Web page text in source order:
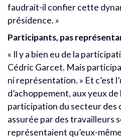
faudrait-il confier cette
présidence. »
Participants, pas
« Il y a bien eu de la
Cédric Garcet. Mais
ni représentation. » Et c’est
d’achoppement, aux yeux de
participation du secteur des
assurée par des travailleurs
représentaient qu’eux-